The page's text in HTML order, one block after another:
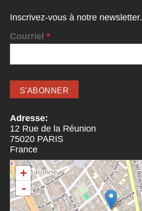
Inscrivez-vous à notre newsletter.
Courriel *
Adresse:
12 Rue de la Réunion
75020 PARIS
France
+
-